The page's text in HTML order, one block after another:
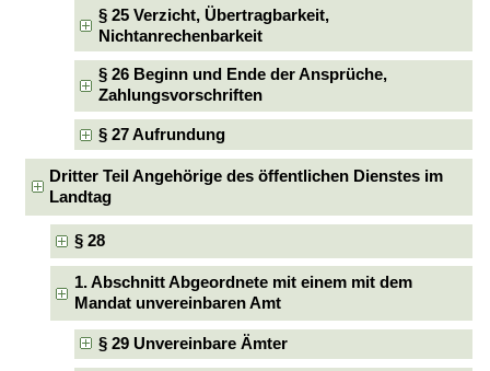
§ 25 Verzicht, Übertragbarkeit,
Nichtanrechenbarkeit
§ 26 Beginn und Ende der Ansprüche,
Zahlungsvorschriften
§ 27 Aufrundung
Dritter Teil Angehörige des öffentlichen Dienstes im
Landtag
§ 28
1. Abschnitt Abgeordnete mit einem mit dem
Mandat unvereinbaren Amt
§ 29 Unvereinbare Ämter